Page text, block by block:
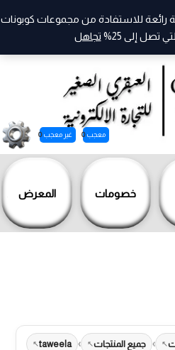
خصومات المعرض
معجب 0 غير معجب 0
رائعة للاستفادة من مجموعات كوبونات
تصل إلى 25%
تجاهل
› جميع المنتجات ›
taweela